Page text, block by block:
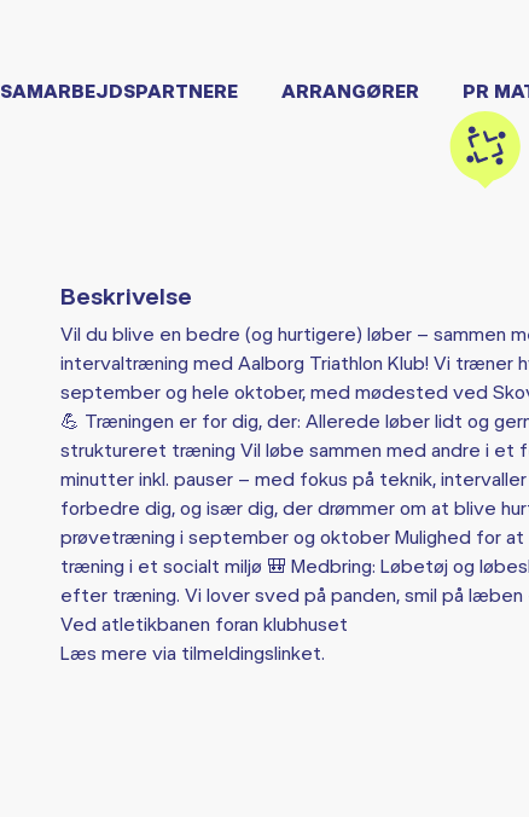
SAMARBEJDSPARTNERE ARRANGØRER PR
Beskrivelse
Vil du blive en bedre (og hurtigere) løber – sammen
intervaltræning med Aalborg Triathlon Klub! Vi træner
september og hele oktober, med mødested ved
💪 Træningen er for dig, der: Allerede løber lidt og
struktureret træning Vil løbe sammen med andre i et
minutter inkl. pauser – med fokus på teknik,
forbedre dig, og især dig, der drømmer om at blive
prøvetræning i september og oktober Mulighed for
træning i et socialt miljø 🎒 Medbring: Løbetøj og
efter træning. Vi lover sved på panden, smil på
Ved atletikbanen foran klubhuset
Læs mere via tilmeldingslinket.